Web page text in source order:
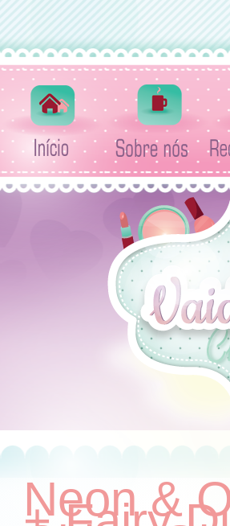
Neon &